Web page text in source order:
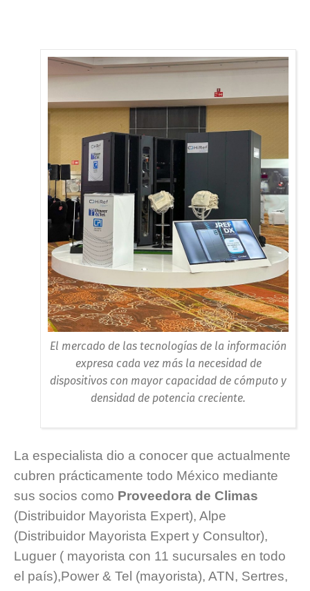
El mercado de las tecnologías de la información
expresa cada vez más la necesidad de
dispositivos con mayor capacidad de cómputo y
densidad de potencia creciente.
La especialista dio a conocer que actualmente
cubren prácticamente todo México mediante
sus socios como Proveedora de Climas
(Distribuidor Mayorista Expert), Alpe
(Distribuidor Mayorista Expert y Consultor),
Luguer ( mayorista con 11 sucursales en todo
el país),Power & Tel (mayorista), ATN, Sertres,